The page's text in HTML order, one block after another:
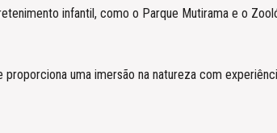
infantil, como o Parque Mutirama e o
proporciona uma imersão na natureza com